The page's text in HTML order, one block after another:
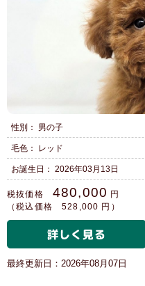
性別： 男の子
毛色： レッド
お誕生日： 2026年03月13日
税抜価格 480,000
円
（税込価格 528,000 円）
最終更新日：2026年08月07日